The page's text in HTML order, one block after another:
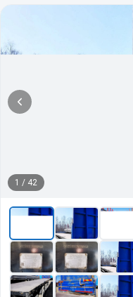
1 / 42